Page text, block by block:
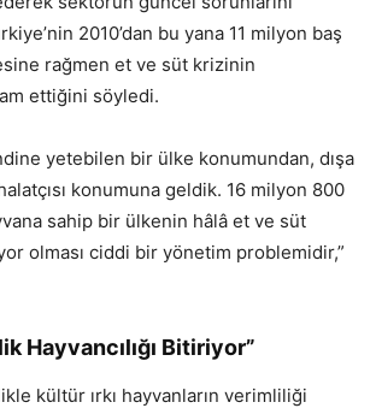
2010’dan bu yana 11 milyon baş
rağmen et ve süt krizinin
ettiğini söyledi.
yetebilen bir ülke konumundan, dışa
konumuna geldik. 16 milyon 800
sahip bir ülkenin hâlâ et ve süt
olması ciddi bir yönetim problemidir,”
Hayvancılığı Bitiriyor”
kültür ırkı hayvanların verimliliği